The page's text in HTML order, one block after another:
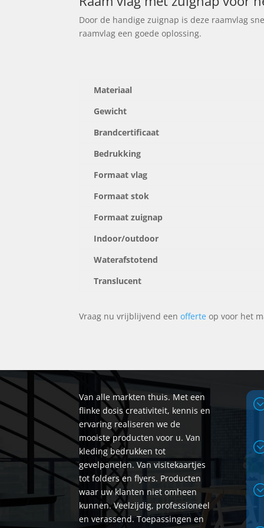
Door de handige zuignap is deze raamvlag
raamvlag een goede oplossing.
Materiaal
Gewicht
Brandcertificaat
Bedrukking
Formaat vlag
Formaat stok
Formaat zuignap
Indoor/outdoor
Waterafstotend
Translucent
Vraag nu vrijblijvend eenofferte op voor het
Van alle markten thuis. Met een
flinke dosis creativiteit, kennis en
ervaring realiseren we de
mooiste producten voor u. Van
kleding bedrukken tot
gevelpanelen. Van visitekaartjes
tot folders en flyers. Producten
waar uw klanten niet omheen
kunnen. Veelzijdig, professioneel
en verassend. Toepassingen en